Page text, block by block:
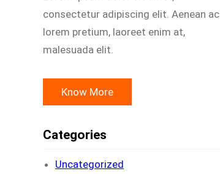
consectetur adipiscing elit. Aenean ac
lorem pretium, laoreet enim at,
malesuada elit.
Know More
Categories
Uncategorized